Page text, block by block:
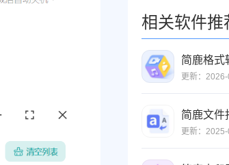
相关软件推
简鹿格式
更新：
简鹿文件
更新：